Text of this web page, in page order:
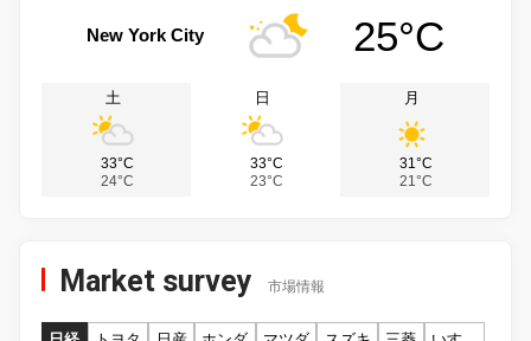
New York City 25°C
土
33°C
24°C
日
33°C
23°C
月
31°C
21°C
Market survey 市場情報